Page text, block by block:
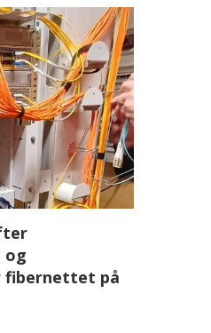
og
fibernettet på
skubbes
tredje tvivler på,
til fuld